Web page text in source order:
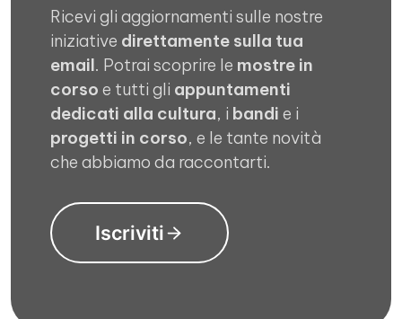
Ricevi gli aggiornamenti sulle nostre
iniziative direttamente sulla tua
email. Potrai scoprire le mostre in
corso e tutti gli appuntamenti
dedicati alla cultura, i bandi e i
progetti in corso, e le tante novità
che abbiamo da raccontarti.
Iscriviti